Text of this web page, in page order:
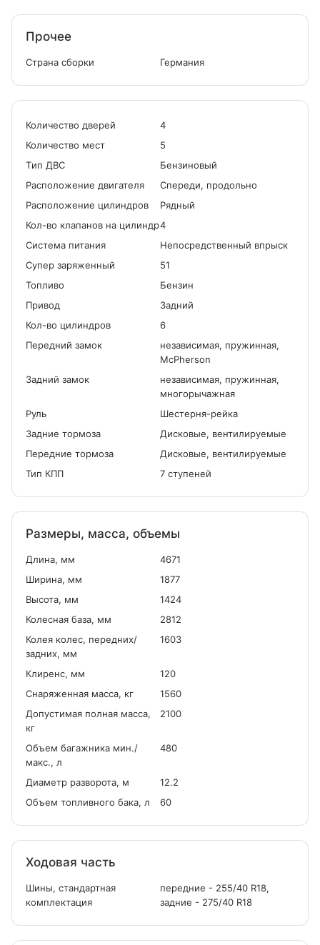
Прочее
Страна сборки Германия
Количество дверей
4
Количество мест
5
Tип ДВС
Бензиновый
Расположение двигателя
Спереди, продольно
Расположение цилиндров
Рядный
Кол-во клапанов на цилиндр4
Система питания
Непосредственный впрыск
Cупер заряженный
51
Топливо
Бензин
Привод
Задний
Кол-во цилиндров
6
Передний замок
независимая, пружинная,
McPherson
Задний замок
независимая, пружинная,
многорычажная
Руль
Шестерня-рейка
Задние тормоза
Дисковые, вентилируемые
Передние тормоза
Дисковые, вентилируемые
Тип КПП
7 ступеней
Размеры, масса, объемы
Длина, мм
4671
Ширина, мм
1877
Высота, мм
1424
Колесная база, мм
2812
Колея колес, передних/
задних, мм
1603
Клиренс, мм
120
Снаряженная масса, кг
1560
Допустимая полная масса,
кг
2100
Объем багажника мин./
макс., л
480
Диаметр разворота, м
12.2
Объем топливного бака, л
60
Ходовая часть
Шины, стандартная
комплектация
передние - 255/40 R18,
задние - 275/40 R18